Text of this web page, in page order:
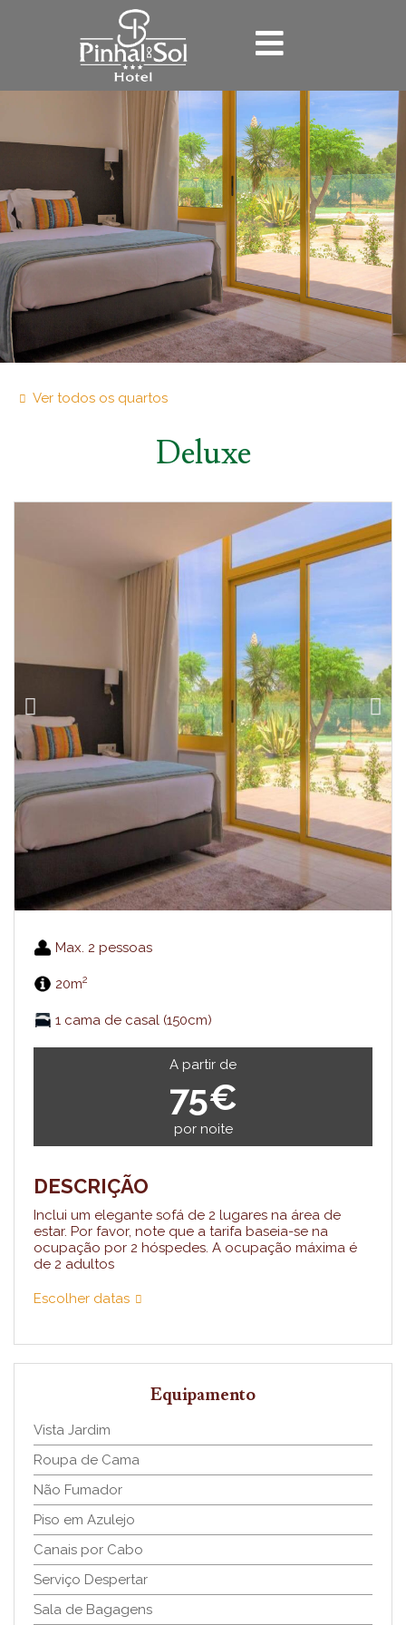
Ver todos os quartos
Deluxe
Max. 2 pessoas
20m2
1 cama de casal (150cm)
A partir de
75€
por noite
DESCRIÇÃO
Inclui um elegante sofá de 2 lugares na área de
estar. Por favor, note que a tarifa baseia-se na
ocupação por 2 hóspedes. A ocupação máxima é
de 2 adultos
Escolher datas
Equipamento
Vista Jardim
Roupa de Cama
Não Fumador
Piso em Azulejo
Canais por Cabo
Serviço Despertar
Sala de Bagagens